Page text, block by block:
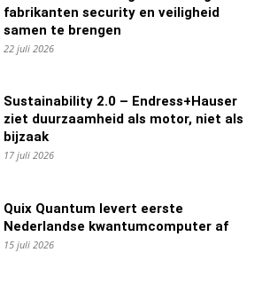
fabrikanten security en veiligheid
samen te brengen
22 juli 2026
Sustainability 2.0 – Endress+Hauser
ziet duurzaamheid als motor, niet als
bijzaak
17 juli 2026
Quix Quantum levert eerste
Nederlandse kwantumcomputer af
15 juli 2026